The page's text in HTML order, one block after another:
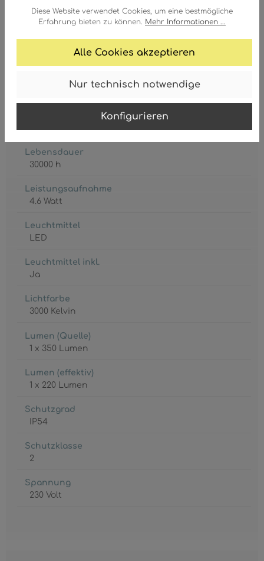
Diese Website verwendet Cookies, um eine bestmögliche
Erfahrung bieten zu können. Mehr Informationen ...
Alle Cookies akzeptieren
Nur technisch notwendige
Konfigurieren
GTIN/EAN:
Lebensdauer
30000 h
Leistungsaufnahme
4.6 Watt
Leuchtmittel
LED
Leuchtmittel inkl.
Ja
Lichtfarbe
3000 Kelvin
Lumen (Quelle)
1 x 350 Lumen
Lumen (effektiv)
1 x 220 Lumen
Schutzgrad
IP54
Schutzklasse
2
Spannung
230 Volt